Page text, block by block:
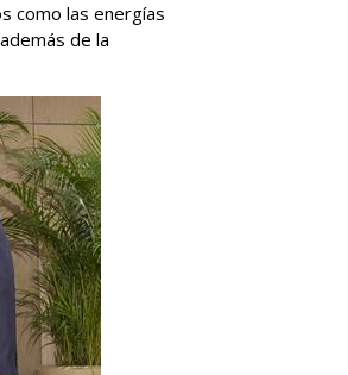
como las energías
de la